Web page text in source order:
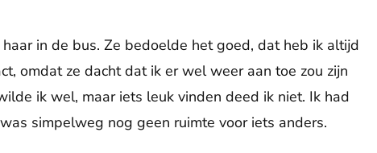
in de bus. Ze bedoelde het goed, dat heb ik altijd
omdat ze dacht dat ik er wel weer aan toe zou zijn
ik wel, maar iets leuk vinden deed ik niet. Ik had
simpelweg nog geen ruimte voor iets anders.